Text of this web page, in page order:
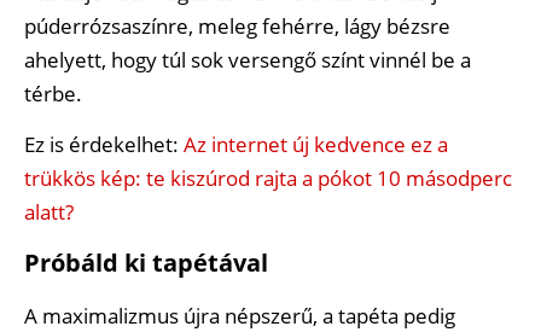
púderrózsaszínre, meleg fehérre, lágy bézsre
ahelyett, hogy túl sok versengő színt vinnél be a
térbe.
Ez is érdekelhet: Az internet új kedvence ez a
trükkös kép: te kiszúrod rajta a pókot 10 másodperc
alatt?
Próbáld ki tapétával
A maximalizmus újra népszerű, a tapéta pedig